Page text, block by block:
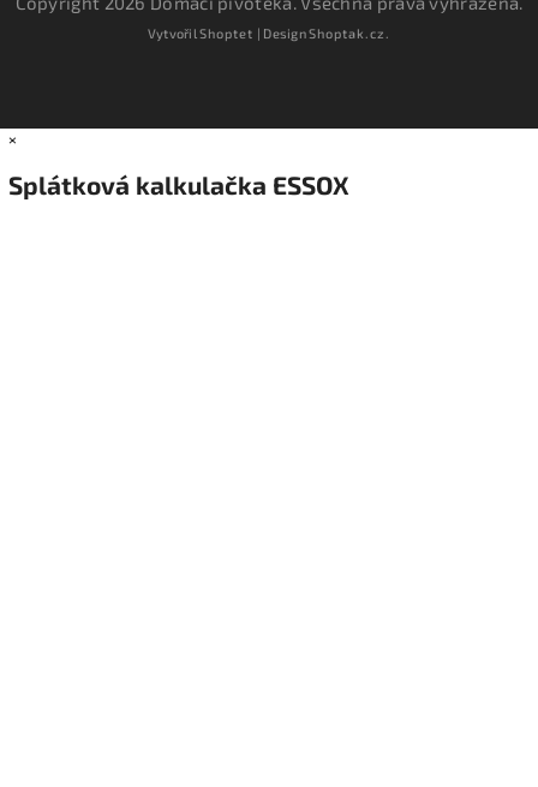
VytvořilShoptet | DesignShoptak.cz.
×
Splátková kalkulačka ESSOX